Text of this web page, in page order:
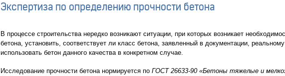
Экспертиза по определению прочности бетона
В процессе строительства нередко возникают ситуации, при которых возникает
бетона, установить, соответствует ли класс бетона, заявленный в документации,
использовать бетон данного качества в конкретном случае.
Исследование прочности бетона нормируется по ГОСТ 26633-90 «Бетоны тяжелые и